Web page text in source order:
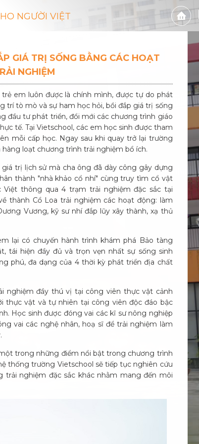
NGƯỜI VIỆT
GIÁ TRỊ SỐNG BẰNG CÁC HOẠT
NGHIỆM
em luôn được là chính mình, được tự do phát
trí tò mò và sự ham học hỏi, bồi đắp giá trị sống
đầu tư phát triển, đổi mới các chương trình giáo
tế. Tại Vietschool, các em học sinh được tham
mỗi cấp học. Ngay sau khi quay trở lại trường
loạt chương trình trải nghiệm bổ ích.
trị lịch sử mà cha ông đã dày công gây dựng
thành "nhà khảo cổ nhí" cùng truy tìm cổ vật
thông qua 4 trạm trải nghiệm đặc sắc tại
thành Cổ Loa trải nghiệm các hoạt động: làm
Vương, kỹ sư nhí đắp lũy xây thành, xạ thủ
lại có chuyến hành trình khám phá Bảo tàng
tái hiện đầy đủ và trọn vẹn nhất sự sống sinh
phú, đa dạng của 4 thời kỳ phát triển địa chất
nghiệm đầy thú vị tại công viên thực vật cảnh
thực vật và tự nhiên tại công viên độc đáo bậc
Học sinh được đóng vai các kĩ sư nông nghiệp
vai các nghệ nhân, hoạ sĩ để trải nghiệm làm
trong những điểm nổi bật trong chương trình
thống trường Vietschool sẽ tiếp tục nghiên cứu
nghiệm đặc sắc khác nhằm mang đến môi